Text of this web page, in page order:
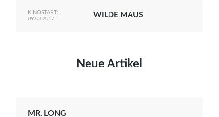
KINOSTART:
09.03.2017
WILDE MAUS
Neue Artikel
MR. LONG